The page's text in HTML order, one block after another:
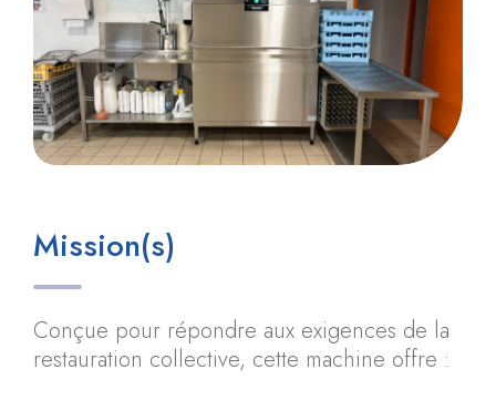
Mission(s)
Conçue pour répondre aux exigences de la
restauration collective, cette machine offre :